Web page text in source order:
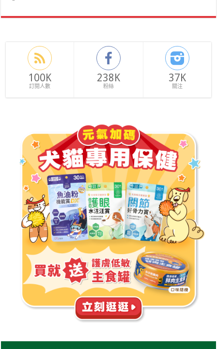
100K
訂閱人數
238K
粉絲
37K
關注